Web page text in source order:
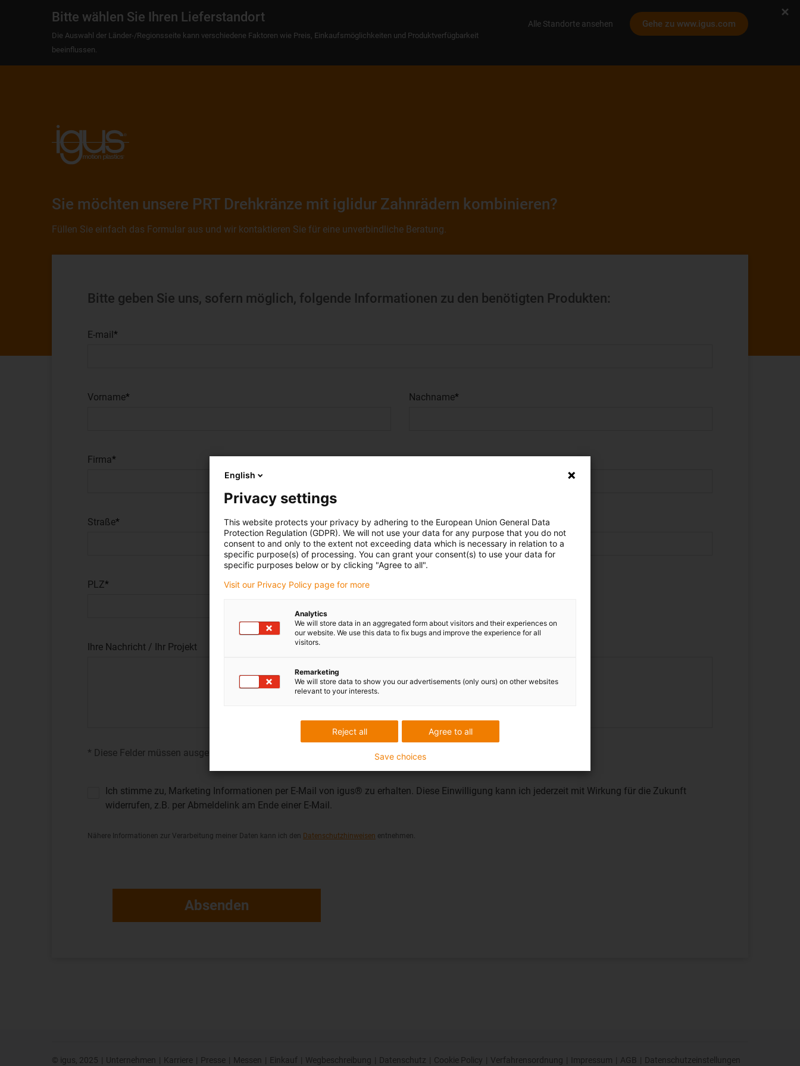
Bitte wählen Sie Ihren Lieferstandort
Die Auswahl der Länder-/Regionsseite kann verschiedene Faktoren wie Preis, Einkaufsmöglichkeiten und Produktverfügbarkeit
beeinflussen.
Alle Standorte ansehen Gehe zu www.igus.com
Sie möchten unsere PRT Drehkränze mit iglidur Zahnrädern kombinieren?
Füllen Sie einfach das Formular aus und wir kontaktieren Sie für eine unverbindliche Beratung.
Bitte geben Sie uns, sofern möglich, folgende Informationen zu den benötigten Produkten:
E-mail
Vorname Nachname
Firma
Straße
PLZ
Ihre Nachricht / Ihr Projekt
* Diese Felder müssen ausgefüllt werden
Ich stimme zu, Marketing Informationen per E-Mail von igus® zu erhalten. Diese Einwilligung kann ich jederzeit mit Wirkung für die Zukunft
widerrufen, z.B. per Abmeldelink am Ende einer E-Mail.
Nähere Informationen zur Verarbeitung meiner Daten kann ich den Datenschutzhinweisen entnehmen.
© igus, 2025 | Unternehmen | Karriere | Presse | Messen | Einkauf | Wegbeschreibung | Datenschutz | Cookie Policy | Verfahrensordnung | Impressum | AGB | Datenschutzeinstellungen
English
Privacy settings
This website protects your privacy by adhering to the European Union General Data
Protection Regulation (GDPR). We will not use your data for any purpose that you do not
consent to and only to the extent not exceeding data which is necessary in relation to a
specific purpose(s) of processing. You can grant your consent(s) to use your data for
specific purposes below or by clicking "Agree to all".
Visit our Privacy Policy page for more
Analytics
We will store data in an aggregated form about visitors and their experiences on
our website. We use this data to fix bugs and improve the experience for all
visitors.
Remarketing
We will store data to show you our advertisements (only ours) on other websites
relevant to your interests.
Agree to all
Reject all
Save choices